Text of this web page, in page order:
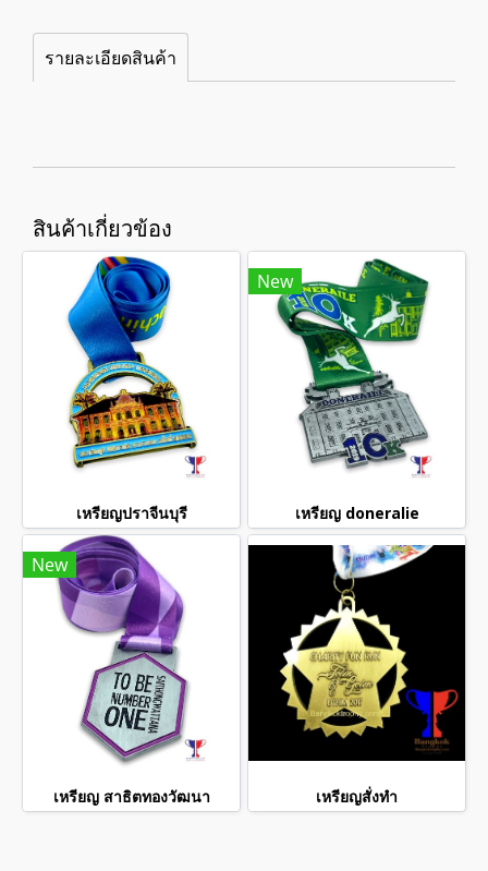
รายละเอียดสินค้า
สินค้าเกี่ยวข้อง
เหรียญปราจีนบุรี
New
เหรียญ doneralie
New
เหรียญ สาธิตทองวัฒนา เหรียญสั่งทำ